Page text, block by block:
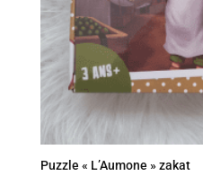
Puzzle « L’Aumone » zakat